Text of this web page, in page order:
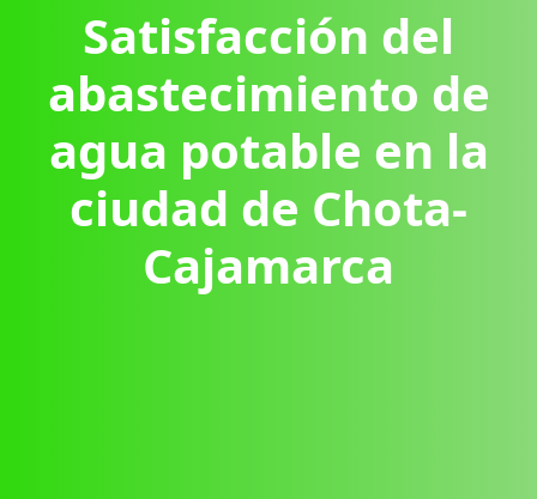
Satisfacción del
abastecimiento de
agua potable en la
ciudad de Chota-
Cajamarca